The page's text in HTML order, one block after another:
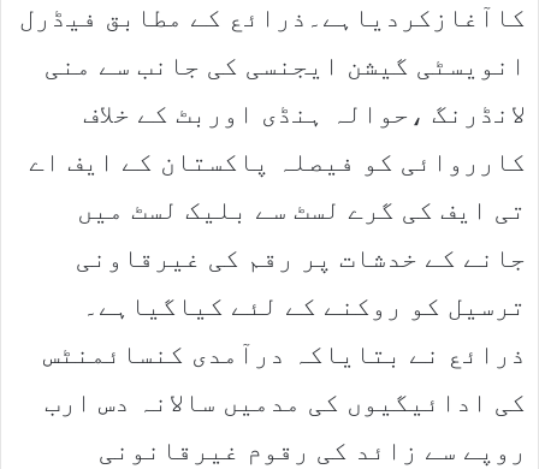
کاآغازکردیاہے۔ذرائع کے مطابق فیڈرل
انویسٹی گیشن ایجنسی کی جانب سے منی
لانڈرنگ ،حوالہ ہنڈی اوربٹ کے خلاف
کارروائی کو فیصلہ پاکستان کے ایف اے
تی ایف کی گرے لسٹ سے بلیک لسٹ میں
جانے کے خدشات پر رقم کی غیرقاونی
ترسیل کو روکنے کے لئے کیاگیاہے۔
ذرائع نے بتایاکہ درآمدی کنسائمنٹس
کی ادائیگیوں کی مدمیں سالانہ دس ارب
روپے سے زائد کی رقوم غیرقانونی